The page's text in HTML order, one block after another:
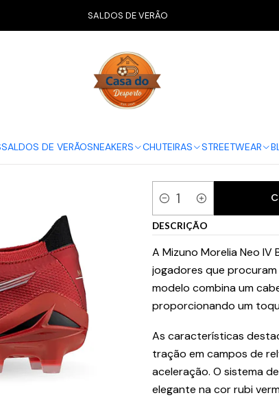
SALDOS DE VERÃOSNEAKERS CHUTEIRAS STREETWEAR
SALDOS DE VERÃO
Chuteiras Campo | FG Mizuno Morelia Neo IV Beta Elite FG -
Mizuno
Red Pack
40 40.5 41
Quantidade
DESCRIÇÃO
A Mizuno Morelia Neo IV
jogadores que
modelo combina um
proporcionando um
As características
tração em campos de
aceleração. O sistema
elegante na cor rubi